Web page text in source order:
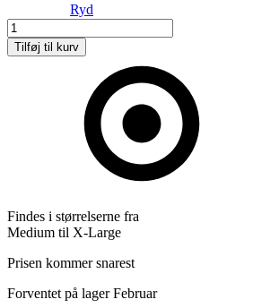
Ryd
Shirt
Stribe
M/C
Tilføj til kurv
Findes i størrelserne fra
Medium til X-Large
Prisen kommer snarest
Forventet på lager Februar